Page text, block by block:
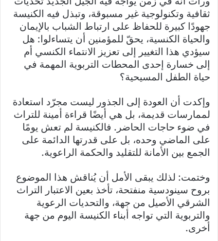
ثقافية وتكنولوجية غير مسبوقة، وتبذل فيه الكنيسة
جهودًا كبيرة للحفاظ على ارتباط الشباب بالإيمان
والحياة الكنسية، يحقّ للمؤمنين أن يتساءلوا: هل
سيؤدي هذا التغيير إلى تعزيز الانتماء الكنسي أم
إلى خسارة إحدى المحطات التربوية المهمة في
حياة الطفل المسيحية؟
وإكدت أن العودة إلى الجذور ليست مجرّد استعادة
لممارسات قديمة، بل هي أيضًا قراءة أمينة للتراث
في ضوء حاجات الحاضر. فالكنيسة لم تعش يومًا
على الماضي وحده، بل على قدرتها الدائمة على
الجمع بين الأمانة للتقليد والحكمة الراعوية.
وختمت: لذلك يبقى الأمل أن يُناقش هذا الموضوع
بروح سينودسية منفتحة، تأخذ بعين الاعتبار التراث
الشرقي الأصيل من جهة، والتحديات الرعوية
والتربوية التي تواجه أبناء الكنيسة اليوم من جهة
أخرى.